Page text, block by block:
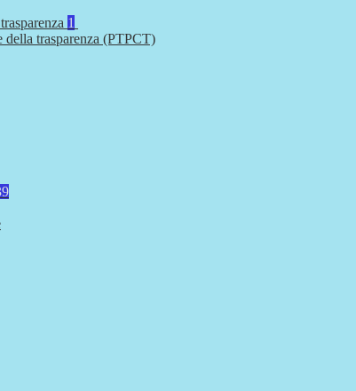
1
della trasparenza (PTPCT)